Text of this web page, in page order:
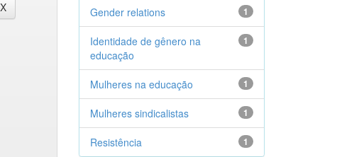
1
Gender relations
1
Identidade de gênero na
educação
1
Mulheres na educação
1
Mulheres sindicalistas
1
Resistência